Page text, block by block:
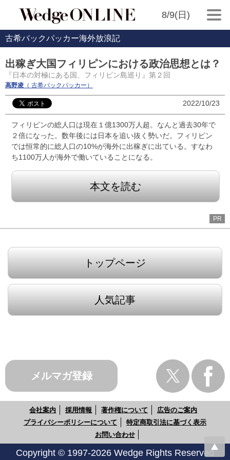
8/9(日)
古希バックパッカー海外放浪記
出稼ぎ大国フィリピンにおける政治思想とは？
『日本の対極にある国、フィリピン島巡り』第２回
高野凌 （ 古希バックパッカー）
2022/10/23
フィリピンの総人口は現在１億1300万人超。なんと過去30年で
２倍になった。数年後には日本を追い抜く勢いだ。フィリピン
では恒常的に総人口の10%が海外に出稼ぎに出ている。すなわ
ち1100万人が海外で働いていることになる。
本文を読む
PR
トップページ
人気記事
メルマガ登録
会社案内 採用情報 著作権について
広告のご案内
プライバシーポリシーについて
特定商取引法に基づく表示
お問い合わせ
Copyright © 1997-2026 Wedge Rights Reserved